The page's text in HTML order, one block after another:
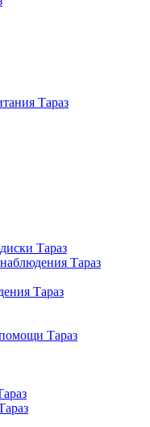
Тараз
Тараз
Тараз
Тараз
Тараз